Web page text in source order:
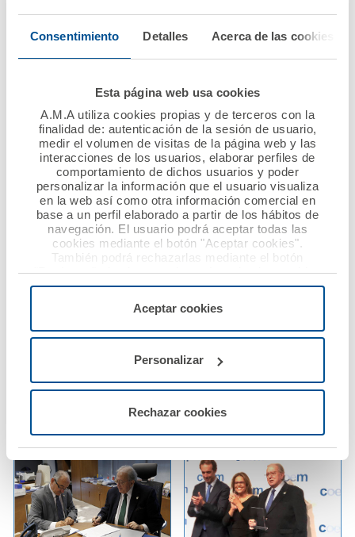
Consentimiento Detalles Acerca de las cookies
Esta página web usa cookies
A.M.A utiliza cookies propias y de terceros con la
finalidad de: autenticación de la sesión de usuario,
medir el volumen de visitas de la página web y las
interacciones de los usuarios, elaborar perfiles de
comportamiento de dichos usuarios y poder
personalizar la información que el usuario visualiza
en la web así como otra información comercial en
base a un perfil elaborado a partir de los hábitos de
navegación. El usuario podrá aceptar todas las
cookies mediante el botón "Aceptar cookies".
También podrá rechazarlas mediante el botón
"Rechazar", donde se rechazarán todas las cookies
menos las necesarias para permitir el acceso a los
configurarlas usando el botón “Personalizar".
Aceptar cookies
Personalizar
Rechazar cookies
Vida con la suma de
tres nuevos Colegios
Ver noticia
AMA Vida firma la
póliza colectiva de
Oficial de Médicos de
AMA Vida firma con el
Colegio de Médicos de
colectiva de Vida
Ver noticia